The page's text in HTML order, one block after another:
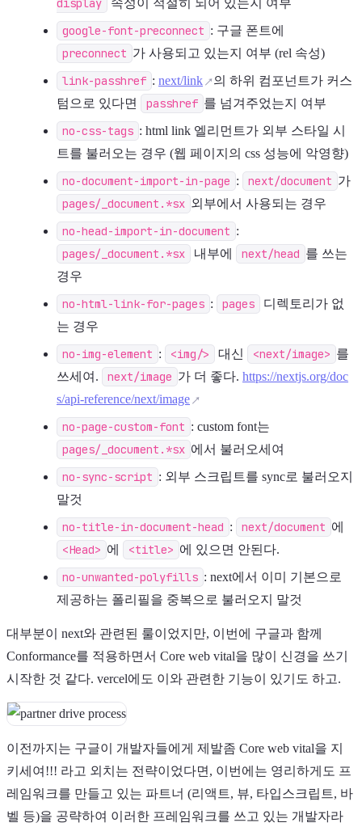
display 속성이 적절히 되어 있는지 여부
google-font-preconnect : 구글 폰트에
preconnect 가 사용되고 있는지 여부 (rel 속성)
link-passhref : next/link
의 하위 컴포넌트가 커스
텀으로 있다면
passhref 를 넘겨주었는지 여부
no-css-tags : html link 엘리먼트가 외부 스타일 시
트를 불러오는 경우 (웹 페이지의 css 성능에 악영향)
no-document-import-in-page : next/document 가
pages/_document.*sx 외부에서 사용되는 경우
no-head-import-in-document :
pages/_document.*sx 내부에 next/head 를 쓰는
경우
no-html-link-for-pages : pages
디렉토리가 없
는 경우
no-img-element : <img/> 대신 <next/image> 를
쓰세여.
next/image 가 더 좋다. https://nextjs.org/doc
s/api-reference/next/image
no-page-custom-font : custom font는
pages/_document.*sx 에서 불러오세여
no-sync-script : 외부 스크립트를 sync로 불러오지
말것
no-title-in-document-head : next/document 에
<Head> 에 <title> 에 있으면 안된다.
no-unwanted-polyfills : next에서 이미 기본으로
제공하는 폴리필을 중복으로 불러오지 말것
대부분이 next와 관련된 룰이었지만, 이번에 구글과 함께
Conformance를 적용하면서 Core web vital을 많이 신경을 쓰기
시작한 것 같다. vercel에도 이와 관련한 기능이 있기도 하고.
이전까지는 구글이 개발자들에게 제발좀 Core web vital을 지
키세여!!! 라고 외치는 전략이었다면, 이번에는 영리하게도 프
레임워크를 만들고 있는 파트너 (리액트, 뷰, 타입스크립트, 바
벨 등)을 공략하여 이러한 프레임워크를 쓰고 있는 개발자라